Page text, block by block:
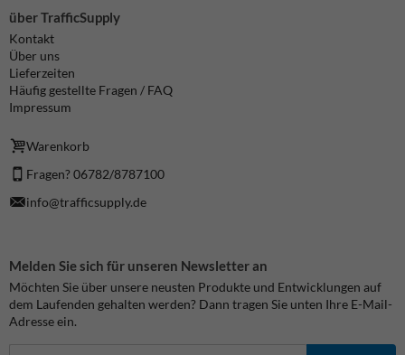
über TrafficSupply
Kontakt
Über uns
Lieferzeiten
Häufig gestellte Fragen / FAQ
Impressum
Warenkorb
Fragen? 06782/8787100
info@trafficsupply.de
Melden Sie sich für unseren Newsletter an
Möchten Sie über unsere neusten Produkte und Entwicklungen auf
dem Laufenden gehalten werden? Dann tragen Sie unten Ihre E-Mail-
Adresse ein.